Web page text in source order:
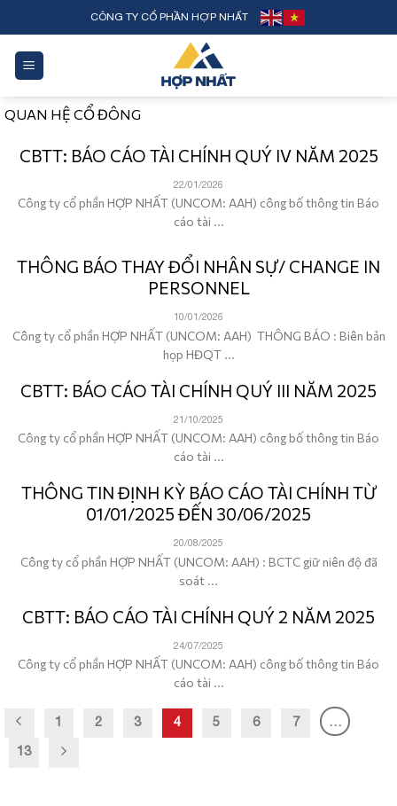
to
content
CÔNG TY CỔ PHẦN HỢP NHẤT
QUAN HỆ CỔ ĐÔNG
CBTT: BÁO CÁO TÀI CHÍNH QUÝ IV NĂM 2025
22/01/2026
Công ty cổ phần HỢP NHẤT (UNCOM: AAH) công bố thông tin Báo
cáo tài ...
THÔNG BÁO THAY ĐỔI NHÂN SỰ/ CHANGE IN
PERSONNEL
10/01/2026
Công ty cổ phần HỢP NHẤT (UNCOM: AAH) THÔNG BÁO : Biên bản
họp HĐQT ...
CBTT: BÁO CÁO TÀI CHÍNH QUÝ III NĂM 2025
21/10/2025
Công ty cổ phần HỢP NHẤT (UNCOM: AAH) công bố thông tin Báo
cáo tài ...
THÔNG TIN ĐỊNH KỲ BÁO CÁO TÀI CHÍNH TỪ
01/01/2025 ĐẾN 30/06/2025
20/08/2025
Công ty cổ phần HỢP NHẤT (UNCOM: AAH) : BCTC giữ niên độ đã
soát ...
CBTT: BÁO CÁO TÀI CHÍNH QUÝ 2 NĂM 2025
24/07/2025
Công ty cổ phần HỢP NHẤT (UNCOM: AAH) công bố thông tin Báo
cáo tài ...
1 2 3 4 5 6 7
…
13